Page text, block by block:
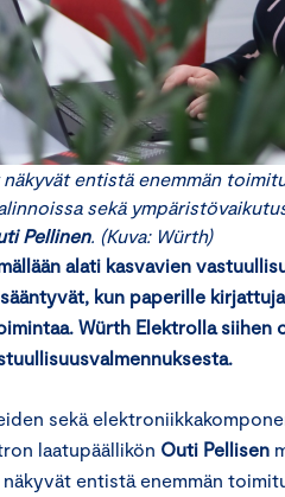
entistä enemmän
sekä
Pellinen. (Kuva: Würth)
alati kasvavien
kun paperille
Würth Elektrolla siihen
sekä
laatupäällikön Outi Pellisen
entistä enemmän